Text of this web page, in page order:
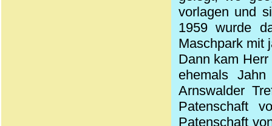
vorlagen und
1959 wurde
Maschparkmit
Dann kam
ehemals
Arnswalder
Patenschaft
Patenschaft